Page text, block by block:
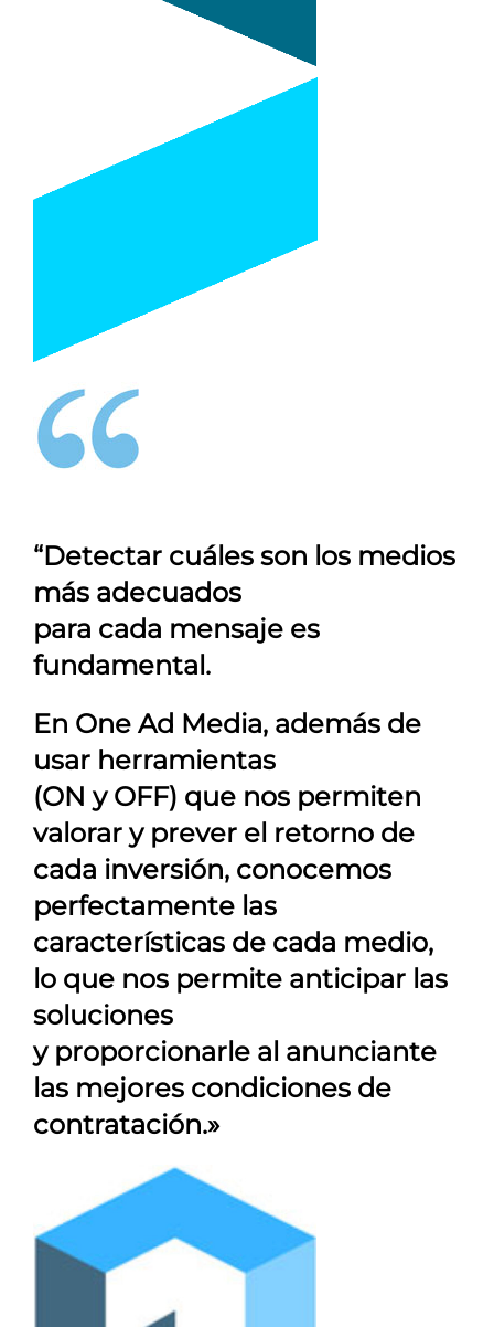
“Detectar cuáles son los medios
más adecuados
para cada mensaje es
fundamental.
En One Ad Media, además de
usar herramientas
(ON y OFF) que nos permiten
valorar y prever el retorno de
cada inversión, conocemos
perfectamente las
características de cada medio,
lo que nos permite anticipar las
soluciones
y proporcionarle al anunciante
las mejores condiciones de
contratación.»